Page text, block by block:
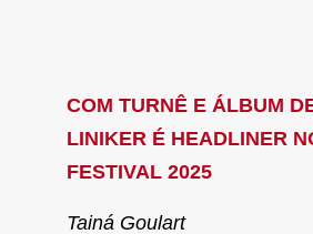
COM TURNÊ E ÁLBUM
LINIKER É HEADLINER
FESTIVAL 2025
Tainá Goulart